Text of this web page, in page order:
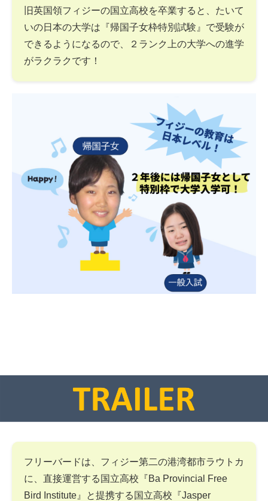
旧英国領フィジーの国立高校を卒業すると、たいて
いの日本の大学は『帰国子女枠特別試験』で受験が
できるようになるので、２ランク上の大学への進学
がラクラクです！
フリーバードは、フィジー第二の港湾都市ラウトカ
に、直接運営する国立高校『Ba Provincial Free
Bird Institute』と提携する国立高校『Jasper